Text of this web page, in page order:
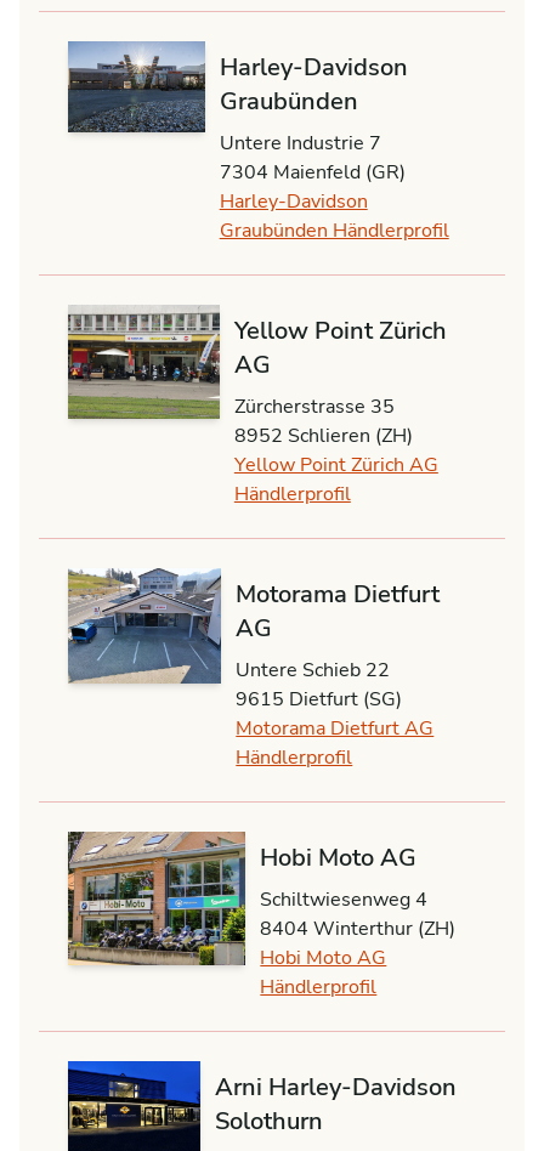
Harley-Davidson
Graubünden
Untere Industrie 7
7304 Maienfeld (GR)
Harley-Davidson
Graubünden Händlerprofil
Yellow Point Zürich
AG
Zürcherstrasse 35
8952 Schlieren (ZH)
Yellow Point Zürich AG
Händlerprofil
Motorama Dietfurt
AG
Untere Schieb 22
9615 Dietfurt (SG)
Motorama Dietfurt AG
Händlerprofil
Hobi Moto AG
Schiltwiesenweg 4
8404 Winterthur (ZH)
Hobi Moto AG
Händlerprofil
Arni Harley-Davidson
Solothurn